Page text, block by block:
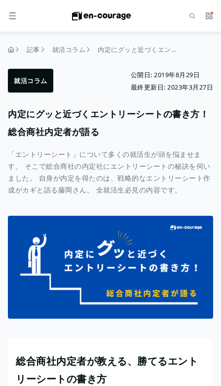
メニュー サ
記事 就活コラム 内定にグッと近づくエントリーシートの書き方！総合商社内定者が語る
就活コラム
公開日: 2019年8月29日
最終更新日: 2023年3月27日
内定にグッと近づくエントリーシートの書き方！
総合商社内定者が語る
「エントリーシート」について多くの就活生が頭を悩ませま
す。 そこで総合商社の内定社にエントリーシートの秘訣を伺い
ました。 自身が内定を得たのは、戦略的なエントリーシート作
成がカギと語る藤岡さん。 全就活生必見の内容です。
総合商社内定者が教える、勝てるエント
リーシートの書き方